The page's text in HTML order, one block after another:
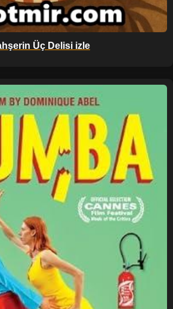
Üç Delisi izle